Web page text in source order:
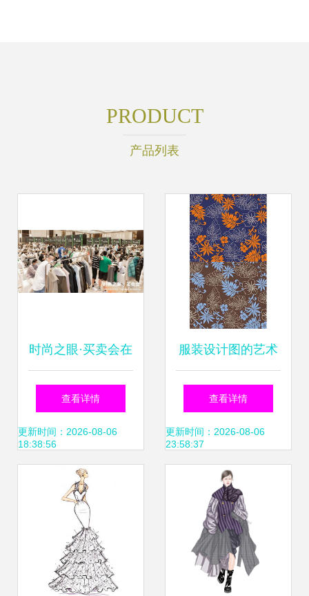
PRODUCT
产品列表
时尚之眼·买卖会在
杭州艺尚雷迪森广
场酒店圆满落幕 设
计与市场的双向奔
赴
查看详情
更新时间：2026-08-06
18:38:56
服装设计图的艺术
与实用 从创意到穿
着
查看详情
更新时间：2026-08-06
23:58:37